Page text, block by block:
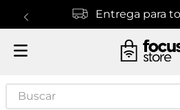
Entrega para
Buscar